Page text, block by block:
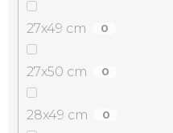
27x49 cm 0
27x50 cm 0
28x49 cm 0